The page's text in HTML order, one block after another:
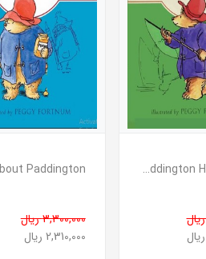
Paddington Helps Out ( پدینگتون کمک می کند )
3,300,000 ریال
2,310,000 ریال